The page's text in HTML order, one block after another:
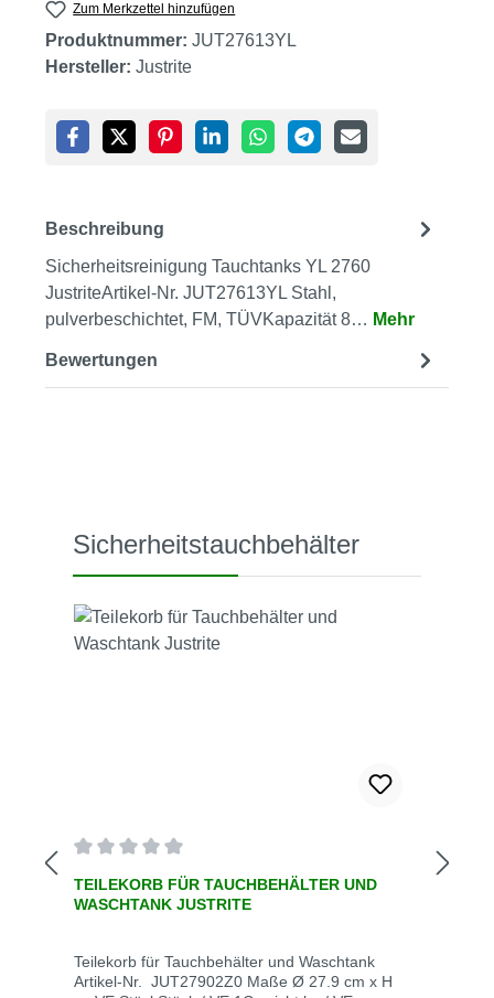
Zum Merkzettel hinzufügen
Produktnummer: JUT27613YL
Hersteller: Justrite
Beschreibung
Sicherheitsreinigung Tauchtanks YL 2760
JustriteArtikel-Nr. JUT27613YL Stahl,
pulverbeschichtet, FM, TÜVKapazität 8… Mehr
Bewertungen
Produktgalerie überspringen
Sicherheitstauchbehälter
Durchschnittliche Bewertung von 0 von 5 Sternen
TEILEKORB FÜR TAUCHBEHÄLTER UND
WASCHTANK JUSTRITE
Teilekorb für Tauchbehälter und Waschtank
Artikel-Nr. JUT27902Z0 Maße Ø 27.9 cm x H